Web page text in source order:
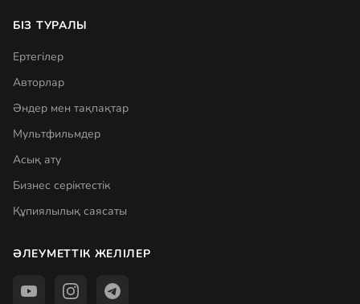
БІЗ ТУРАЛЫ
Ертегілер
Авторлар
Әндер мен тақпақтар
Мультфильмдер
Асық ату
Бизнес серіктестік
Құпиялылық саясаты
ӘЛЕУМЕТТІК ЖЕЛІЛЕР